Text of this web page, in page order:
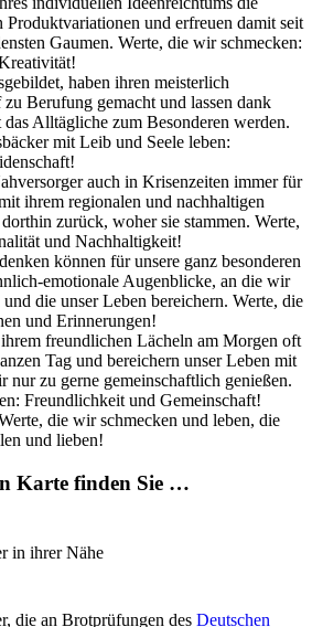
Produktvariationen und erfreuen damit seit
Gaumen. Werte, die wir schmecken:
haben ihren meisterlich
Berufung gemacht und lassen dank
Alltägliche zum Besonderen werden.
mit Leib und Seele leben:
auch in Krisenzeiten immer für
ihrem regionalen und nachhaltigen
zurück, woher sie stammen. Werte,
und Nachhaltigkeit!
können für unsere ganz besonderen
emotionale Augenblicke, an die wir
die unser Leben bereichern. Werte, die
und Erinnerungen!
freundlichen Lächeln am Morgen oft
Tag und bereichern unser Leben mit
nur zu gerne gemeinschaftlich genießen.
Freundlichkeit und Gemeinschaft!
die wir schmecken und leben, die
und lieben!
Karte finden Sie …
in ihrer Nähe
die an Brotprüfungen des Deutschen